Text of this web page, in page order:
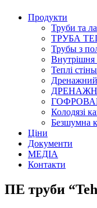
Продукти
Труби та
ТРУБА
Трубы з
Внутрішня
Теплі
Колодязі
Безшумна
Ціни
Документи
МЕДІА
Контакти
ПЕ труби